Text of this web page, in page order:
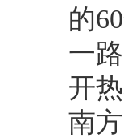
的
一
开
南